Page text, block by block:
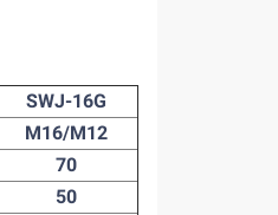
SWJ-16G
M16/M12
70
50